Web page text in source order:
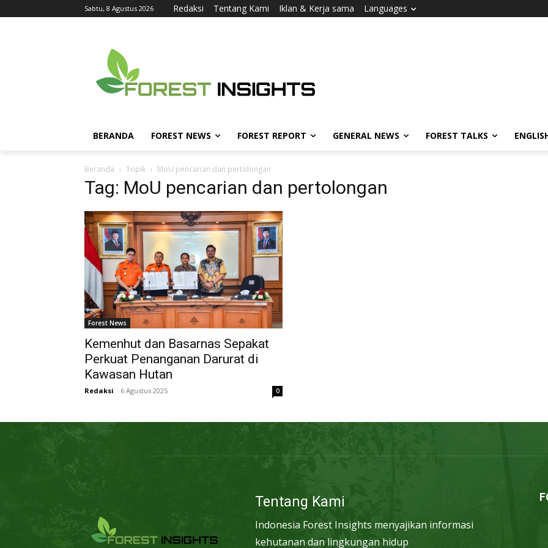
Sabtu, 8 Agustus 2026 Redaksi Tentang Kami Iklan & Kerja sama Languages
BERANDA FOREST NEWS FOREST REPORT GENERAL NEWS FOREST TALKS
Beranda Topik MoU pencarian dan pertolongan
Tag: MoU pencarian dan pertolongan
Forest News
Kemenhut dan Basarnas Sepakat
Perkuat Penanganan Darurat di
Kawasan Hutan
Redaksi - 6 Agustus 2025 0
Tentang Kami
Indonesia Forest Insights menyajikan informasi
kehutanan dan lingkungan hidup